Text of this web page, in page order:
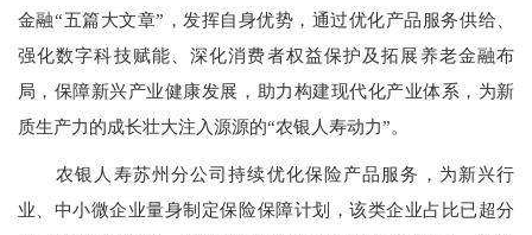
金融“五篇大文章”，发挥自身优势，通过优化产品服务供给、
强化数字科技赋能、深化消费者权益保护及拓展养老金融布
局，保障新兴产业健康发展，助力构建现代化产业体系，为新
质生产力的成长壮大注入源源的“农银人寿动力”。
农银人寿苏州分公司持续优化保险产品服务，为新兴行
业、中小微企业量身制定保险保障计划，该类企业占比已超分